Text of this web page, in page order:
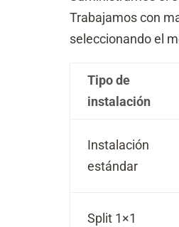
ó
n
*
c
ó
(
c
o
a
*
Trabajamos con
seleccionando el
Tipo de
instalación
Instalación
estándar
Split 1×1